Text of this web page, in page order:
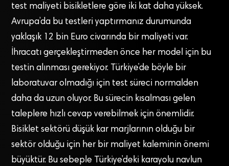
test maliyeti bisikletlere göre iki kat daha yüksek.
Avrupa’da bu testleri yaptırmanız durumunda
yaklaşık 12 bin Euro civarında bir maliyeti var.
İhracatı gerçekleştirmeden önce her model için bu
testin alınması gerekiyor. Türkiye’de böyle bir
laboratuvar olmadığı için test süreci normalden
daha da uzun oluyor. Bu sürecin kısalması gelen
taleplere hızlı cevap verebilmek için önemlidir.
Bisiklet sektörü düşük kar marjlarının olduğu bir
sektör olduğu için her bir maliyet kaleminin önemi
büyüktür. Bu sebeple Türkiye’deki karayolu navlun